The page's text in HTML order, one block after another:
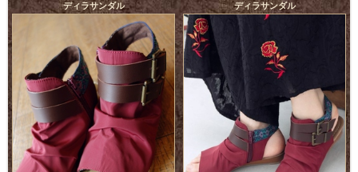
ディラサンダル ディラサンダル